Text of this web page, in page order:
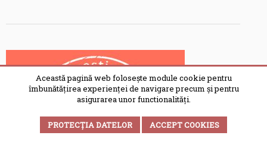
Această pagină web folosește module cookie pentru
îmbunătățirea experienței de navigare precum și pentru
asigurarea unor functionalități.
PROTECȚIA DATELOR ACCEPT COOKIES